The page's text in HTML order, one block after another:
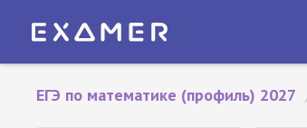
ЕГЭ по математике (профиль) 2027